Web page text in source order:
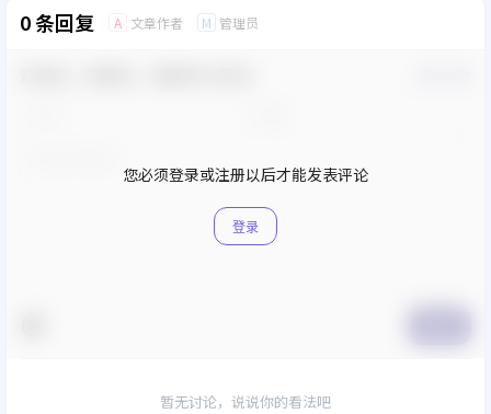
0 条回复 A 文章作者 M 管理员
您必须登录或注册以后才能发表评论
登录
暂无讨论，说说你的看法吧